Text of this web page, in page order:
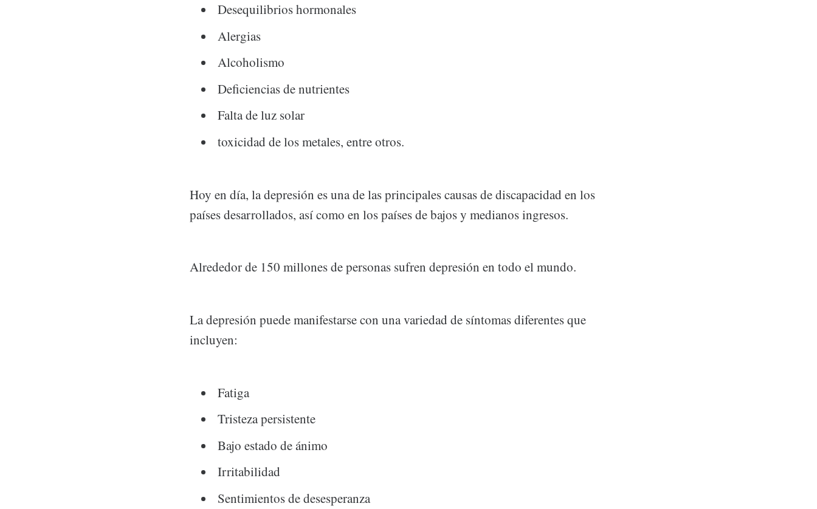
Desequilibrios hormonales
Alergias
Alcoholismo
Deficiencias de nutrientes
Falta de luz solar
toxicidad de los metales, entre otros.
Hoy en día, la depresión es una de las principales causas de discapacidad en los
países desarrollados, así como en los países de bajos y medianos ingresos.
Alrededor de 150 millones de personas sufren depresión en todo el mundo.
La depresión puede manifestarse con una variedad de síntomas diferentes que
incluyen:
Fatiga
Tristeza persistente
Bajo estado de ánimo
Irritabilidad
Sentimientos de desesperanza